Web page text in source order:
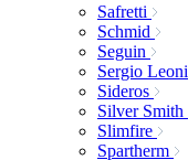
Safretti
Schmid
Seguin
Sergio Leoni
Sideros
Silver Smith
Slimfire
Spartherm